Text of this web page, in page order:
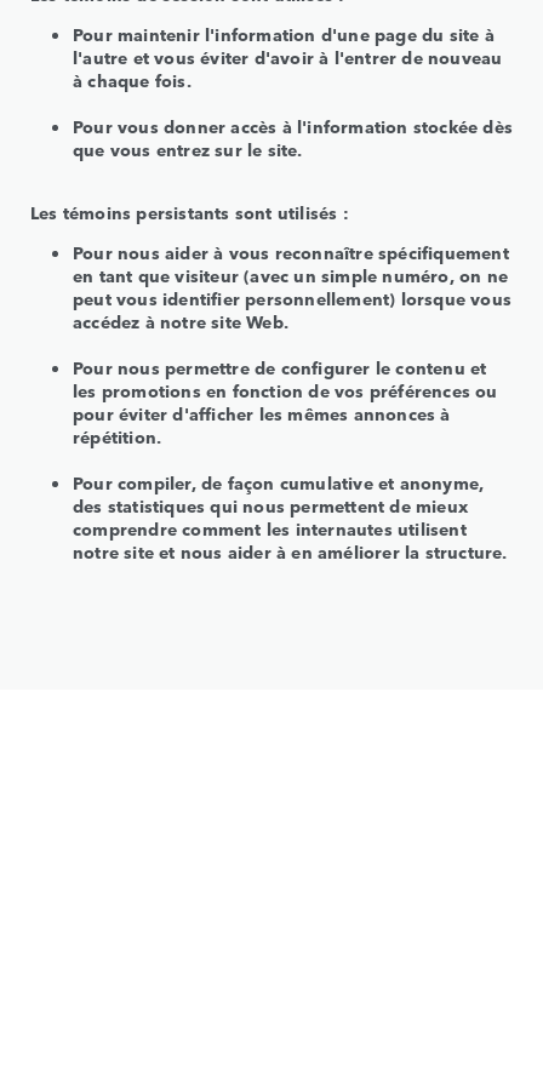
Pour maintenir l'information d'une page du site à
l'autre et vous éviter d'avoir à l'entrer de nouveau
à chaque fois.
Pour vous donner accès à l'information stockée dès
que vous entrez sur le site.
Les témoins persistants sont utilisés :
Pour nous aider à vous reconnaître spécifiquement
en tant que visiteur (avec un simple numéro, on ne
peut vous identifier personnellement) lorsque vous
accédez à notre site Web.
Pour nous permettre de configurer le contenu et
les promotions en fonction de vos préférences ou
pour éviter d'afficher les mêmes annonces à
répétition.
Pour compiler, de façon cumulative et anonyme,
des statistiques qui nous permettent de mieux
comprendre comment les internautes utilisent
notre site et nous aider à en améliorer la structure.